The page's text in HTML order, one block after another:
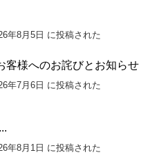
年8月5日 に投稿された
客様へのお詫びとお知らせ
年7月6日 に投稿された
年8月1日 に投稿された